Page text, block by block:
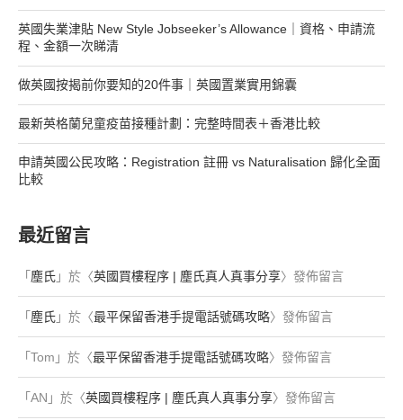
英國失業津貼 New Style Jobseeker’s Allowance｜資格、申請流
程、金額一次睇清
做英國按揭前你要知的20件事｜英國置業實用錦囊
最新英格蘭兒童疫苗接種計劃：完整時間表＋香港比較
申請英國公民攻略：Registration 註冊 vs Naturalisation 歸化全面
比較
最近留言
「 塵氏 」於〈英國買樓程序 | 塵氏真人真事分享〉發佈留言
「 塵氏 」於〈最平保留香港手提電話號碼攻略〉發佈留言
「 Tom 」於〈最平保留香港手提電話號碼攻略〉發佈留言
「 AN 」於〈英國買樓程序 | 塵氏真人真事分享〉發佈留言